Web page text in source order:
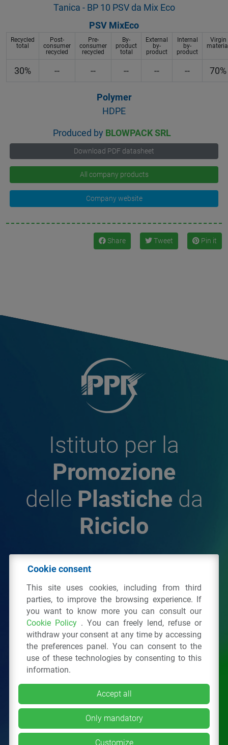
Tanica - BP 10 PSV da Mix Eco
PSV MixEco
Recycled
total
Post-
consumer
recycled
Pre-
consumer
recycled
By-
product
total
External
by-
product
Internal
by-
product
Virgin
30% -- -- -- -- -- 70%
Polymer
HDPE
Produced by BLOWPACK SRL
Download PDF datasheet
All company products
Company website
Share Tweet Pin it
Istituto per la
Promozione
delle Plastiche da
Riciclo
© 2026 - IPPR Istituto per la Promozione delle
C.F. 97381090154
Via San Vittore 36 20123Milano(MI)
Tel.: 02 43928225.
All right reservedPrivacy Policy&Cookie
Cookie consent
This site uses cookies, including from third
parties, to improve the browsing experience. If
you want to know more you can consult our
Cookie Policy . You can freely lend, refuse or
withdraw your consent at any time by accessing
the preferences panel. You can consent to the
use of these technologies by consenting to this
information.
Accept all
Only mandatory
Customize